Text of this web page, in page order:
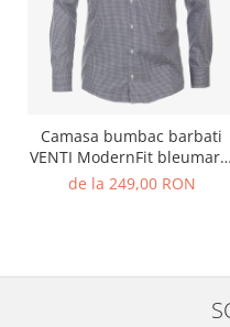
Camasa bumbac barbati
VENTI ModernFit bleumarin
patratele
de la 249,00 RON